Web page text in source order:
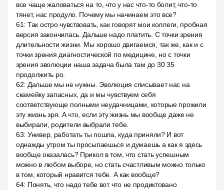
все чаще жаловаться на то, что у нас что-то болит, что-то
тянет, нас продуло. Почему мы начинаем это все?
61: Так остро чувствовать, как говорят мои коллеги, пробная
версия закончилась. Дальше надо платить. С точки зрения
длительности жизни. Мы хорошо двигаемся, так же, как и с
точки зрения диагностической по медицине, но с точки
зрения эволюции наша задача была там до 30 35
продолжить ро.
62: Дальше мы не нужны. Эволюция списывает нас на
скамейку запасных, да и мы чувствуем себя
соответствующе полными неудачницами, которые прожили
эту жизнь зря. А что, если эту жизнь мы вообще даже не
выбирали, родители выбрали тебе.
63: Универ, работать ты пошла, куда приняли? И вот
однажды утром ты просыпаешься и думаешь а как я здесь
вообще оказалась? Прикол в том, что стать успешным
можно в любом выборе, но стать счастливым можно только
в том, который нравится тебе. А как вообще?
64: Понять, что надо тебе вот что не продиктовано